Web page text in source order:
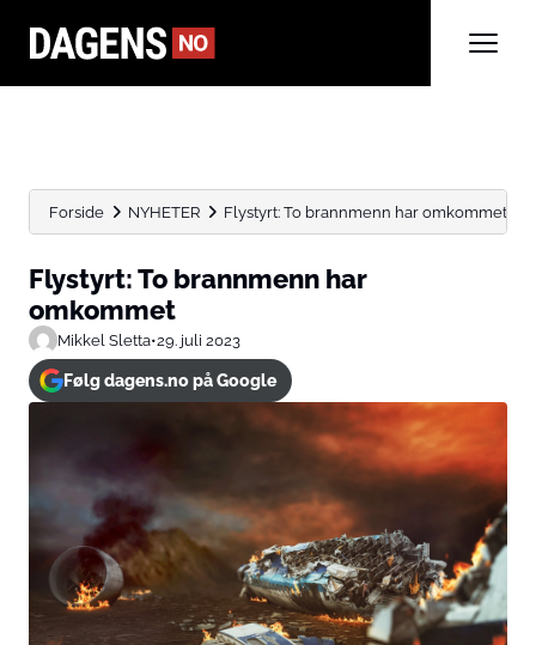
Forside NYHETER Flystyrt: To brannmenn har omkommet
Flystyrt: To brannmenn har
omkommet
Mikkel Sletta•29. juli 2023
Følg dagens.no på Google